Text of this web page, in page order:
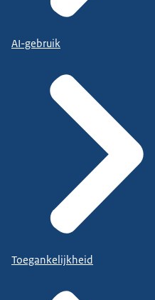
AI-gebruik
Toegankelijkheid